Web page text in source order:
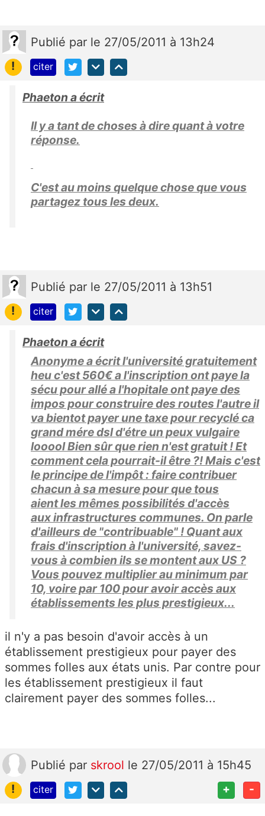
Publié par le 27/05/2011 à 13h24
!
citer
Phaeton a écrit
Il y a tant de choses à dire quant à votre
réponse.
C'est au moins quelque chose que vous
partagez tous les deux.
Publié par le 27/05/2011 à 13h51
!
citer
Phaeton a écrit
Anonyme a écrit l'université gratuitement
heu c'est 560€ a l'inscription ont paye la
sécu pour allé a l'hopitale ont paye des
impos pour construire des routes l'autre il
va bientot payer une taxe pour recyclé ca
grand mére dsl d'étre un peux vulgaire
looool Bien sûr que rien n'est gratuit ! Et
comment cela pourrait-il être ?! Mais c'est
le principe de l'impôt : faire contribuer
chacun à sa mesure pour que tous
aient les mêmes possibilités d'accès
aux infrastructures communes. On parle
d'ailleurs de "contribuable" ! Quant aux
frais d'inscription à l'université, savez-
vous à combien ils se montent aux US ?
Vous pouvez multiplier au minimum par
10, voire par 100 pour avoir accès aux
établissements les plus prestigieux...
il n'y a pas besoin d'avoir accès à un
établissement prestigieux pour payer des
sommes folles aux états unis. Par contre pour
les établissement prestigieux il faut
clairement payer des sommes folles...
Publié par skrool le 27/05/2011 à 15h45
!
citer + -